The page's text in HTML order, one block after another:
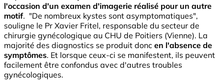
l'occasion d'un examen d'imagerie réalisé pour un autre
motif. "De nombreux kystes sont asymptomatiques",
souligne le Pr Xavier Fritel, responsable du secteur de
chirurgie gynécologique au CHU de Poitiers (Vienne). La
majorité des diagnostics se produit donc en l'absence de
symptômes. Et lorsque ceux-ci se manifestent, ils peuvent
facilement être confondus avec d'autres troubles
gynécologiques.